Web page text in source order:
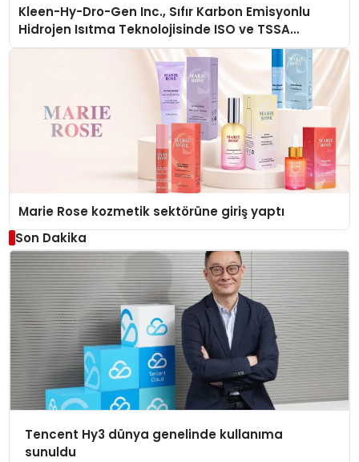
Kleen-Hy-Dro-Gen Inc., Sıfır Karbon Emisyonlu
Hidrojen Isıtma Teknolojisinde ISO ve TSSA
Düzenleyici Onaylarını Aldı
Marie Rose kozmetik sektörüne giriş yaptı
Son Dakika
Tencent Hy3 dünya genelinde kullanıma
sunuldu